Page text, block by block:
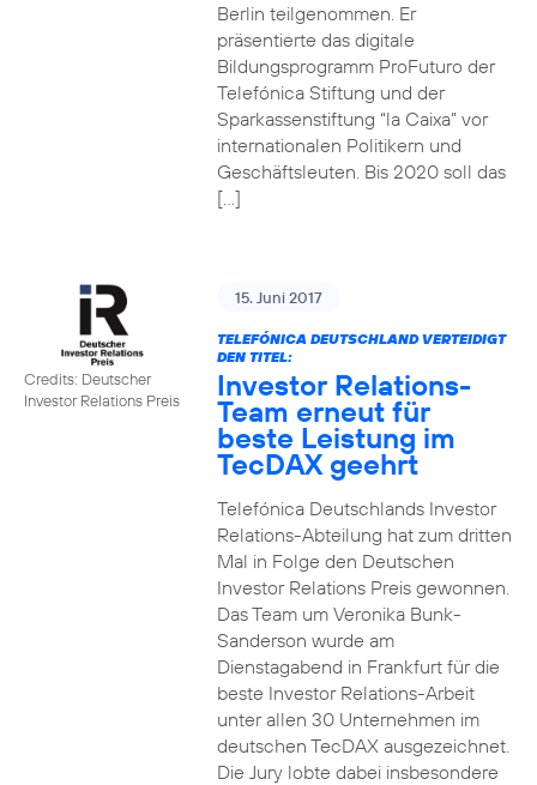
Berlin teilgenommen. Er
präsentierte das digitale
Bildungsprogramm ProFuturo der
Telefónica Stiftung und der
Sparkassenstiftung “la Caixa” vor
internationalen Politikern und
Geschäftsleuten. Bis 2020 soll das
[…]
Credits: Deutscher
Investor Relations Preis
15. Juni 2017
TELEFÓNICA DEUTSCHLAND VERTEIDIGT
DEN TITEL:
Investor Relations-
Team erneut für
beste Leistung im
TecDAX geehrt
Telefónica Deutschlands Investor
Relations-Abteilung hat zum dritten
Mal in Folge den Deutschen
Investor Relations Preis gewonnen.
Das Team um Veronika Bunk-
Sanderson wurde am
Dienstagabend in Frankfurt für die
beste Investor Relations-Arbeit
unter allen 30 Unternehmen im
deutschen TecDAX ausgezeichnet.
Die Jury lobte dabei insbesondere